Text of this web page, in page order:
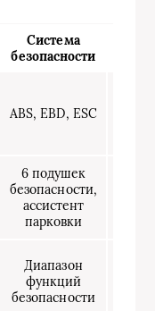
Система
безопасности
ABS, EBD, ESC
6 подушек
безопасности,
ассистент
парковки
Диапазон
функций
безопасности